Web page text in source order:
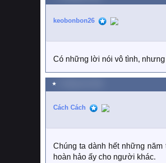
keobonbon26
Có những lời nói vô tình,
★
Cách Cách
Chúng ta dành hết những
hoàn hảo ấy cho người khác.